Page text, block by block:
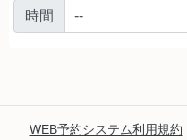
時間
WEB予約システム利用規約